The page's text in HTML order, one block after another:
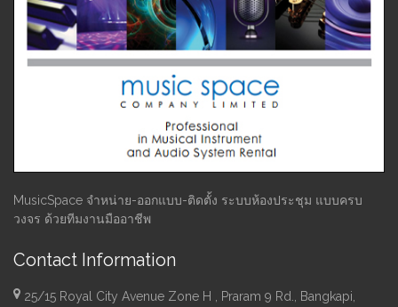
MusicSpace จำหน่าย-ออกแบบ-ติดตั้ง ระบบห้องประชุม แบบครบ
วงจร ด้วยทีมงานมืออาชีพ
Contact Information
25/15 Royal City Avenue Zone H , Praram 9 Rd., Bangkapi,